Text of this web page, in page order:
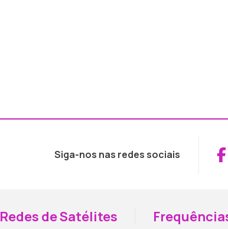
Siga-nos nas redes sociais
Redes de Satélites